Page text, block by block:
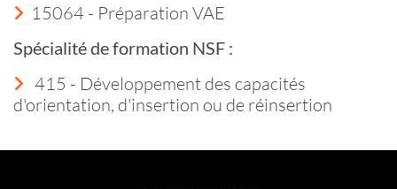
15064 - Préparation VAE
Spécialité de formation NSF :
415 - Développement des capacités
d'orientation, d'insertion ou de réinsertion